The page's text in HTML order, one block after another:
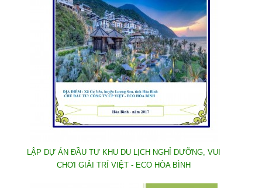
LẬP DỰ ÁN ĐẦU TƯ KHU DU LỊCH NGHỈ DƯỠNG, VUI
CHƠI GIẢI TRÍ VIỆT - ECO HÒA BÌNH